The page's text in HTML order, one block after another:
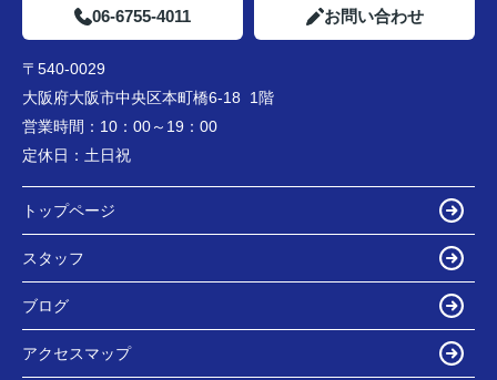
06-6755-4011 お問い合わせ
〒540-0029
大阪府大阪市中央区本町橋6-18 1階
営業時間： 10：00～19：00
定休日： 土日祝
トップページ
スタッフ
ブログ
アクセスマップ